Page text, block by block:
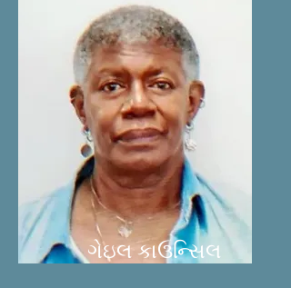
ગેઇલ કાઉન્સિલ